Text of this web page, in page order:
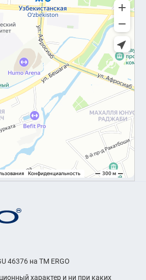
46376 на ТМ ERGO
характер и ни при каких